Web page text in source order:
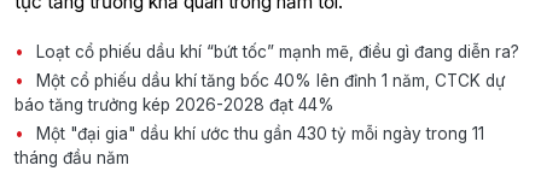
Loạt cổ phiếu dầu khí “bứt tốc” mạnh mẽ, điều gì đang diễn ra?
Một cổ phiếu dầu khí tăng bốc 40% lên đỉnh 1 năm, CTCK dự
báo tăng trưởng kép 2026-2028 đạt 44%
Một "đại gia" dầu khí ước thu gần 430 tỷ mỗi ngày trong 11
tháng đầu năm